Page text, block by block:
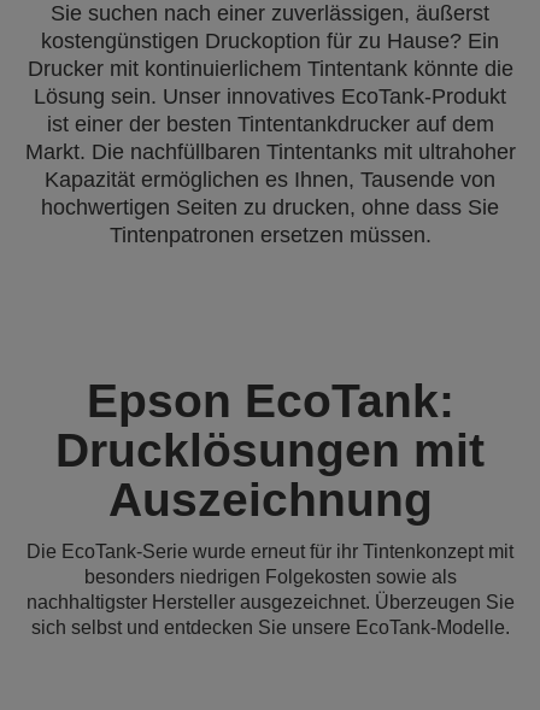
Sie suchen nach einer zuverlässigen, äußerst
kostengünstigen Druckoption für zu Hause? Ein
Drucker mit kontinuierlichem Tintentank könnte die
Lösung sein. Unser innovatives EcoTank-Produkt
ist einer der besten Tintentankdrucker auf dem
Markt. Die nachfüllbaren Tintentanks mit ultrahoher
Kapazität ermöglichen es Ihnen, Tausende von
hochwertigen Seiten zu drucken, ohne dass Sie
Tintenpatronen ersetzen müssen.
Epson EcoTank:
Drucklösungen mit
Auszeichnung
Die EcoTank-Serie wurde erneut für ihr Tintenkonzept mit
besonders niedrigen Folgekosten sowie als
nachhaltigster Hersteller ausgezeichnet. Überzeugen Sie
sich selbst und entdecken Sie unsere EcoTank-Modelle.